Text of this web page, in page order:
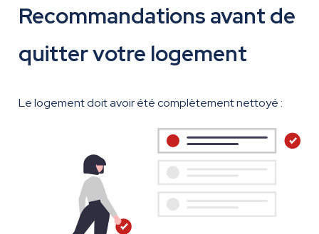
Recommandations avant de
quitter votre logement
Le logement doit avoir été complètement nettoyé :